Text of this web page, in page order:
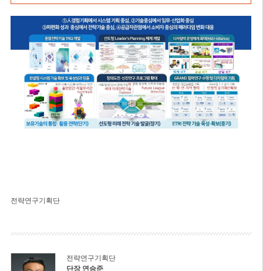
전략연구기획단
전략연구기획단
단장 연승준